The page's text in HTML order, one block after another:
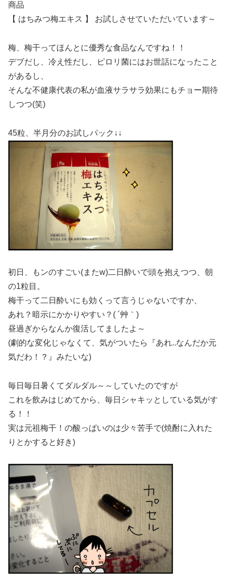
商品
【 はちみつ梅エキス 】 お試しさせていただいています～
梅、梅干ってほんとに優秀な食品なんですね！！
デブだし、冷え性だし、ピロリ菌にはお世話になったこと
があるし、
そんな不健康代表の私が血液サラサラ効果にもチョー期待
しつつ(笑)
45粒、半月分のお試しパック↓↓
初日、もンのすごい(またw)二日酔いで頭を抱えつつ、朝
の1粒目。
梅干って二日酔いにも効くって言うじゃないですか、
あれ？暗示にかかりやすい？( ´艸｀)
昼過ぎからなんか復活してましたよ～
(劇的な変化じゃなくて、気がついたら『あれ..なんだか元
気だわ！？』みたいな)
毎日毎日暑くてダルダル～～していたのですが
これを飲みはじめてから、毎日シャキッとしている気がす
る！！
実は元祖梅干！の酸っぱいのは少々苦手で(焼酎に入れた
りとかすると好き)